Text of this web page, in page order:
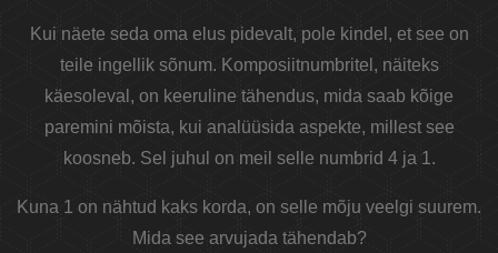
Kui näete seda oma elus pidevalt, pole kindel, et see on
teile ingellik sõnum. Komposiitnumbritel, näiteks
käesoleval, on keeruline tähendus, mida saab kõige
paremini mõista, kui analüüsida aspekte, millest see
koosneb. Sel juhul on meil selle numbrid 4 ja 1.
Kuna 1 on nähtud kaks korda, on selle mõju veelgi suurem.
Mida see arvujada tähendab?